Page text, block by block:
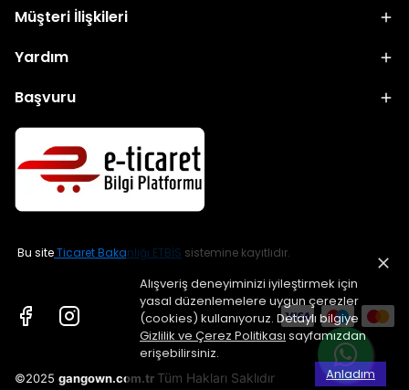
Alışveriş deneyiminizi iyileştirmek için
yasal düzenlemelere uygun çerezler
(cookies) kullanıyoruz. Detaylı bilgiye
Gizlilik ve Çerez Politikası sayfamızdan
erişebilirsiniz.
Anladım
Müşteri İlişkileri
Yardım
Başvuru
Bu siteTicaret Bakanlığı ETBİS sistemine kayıtlıdır.
©2025 gangown.com.tr Tüm Hakları Saklıdır